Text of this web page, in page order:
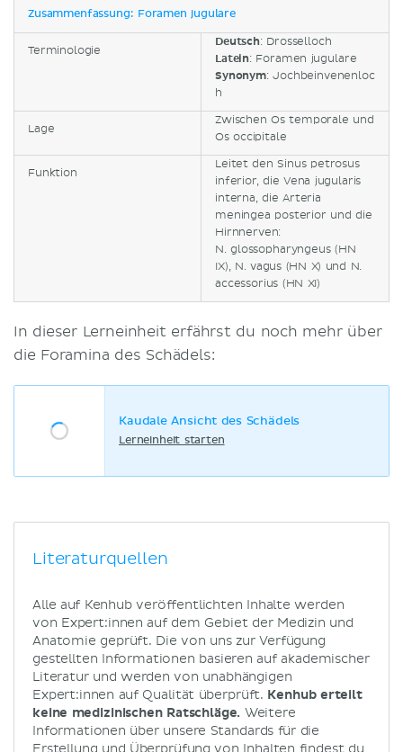
Zusammenfassung: Foramen jugulare
Terminologie
Deutsch: Drosselloch
Latein: Foramen jugulare
Synonym: Jochbeinvenenloc
h
Lage
Zwischen Os temporale und
Os occipitale
Funktion
Leitet den Sinus petrosus
inferior, die Vena jugularis
interna, die Arteria
meningea posterior und die
Hirnnerven:
N. glossopharyngeus (HN
IX), N. vagus (HN X) und N.
accessorius (HN XI)
In dieser Lerneinheit erfährst du noch mehr über
die Foramina des Schädels:
Kaudale Ansicht des Schädels
Lerneinheit starten
Literaturquellen
Alle auf Kenhub veröffentlichten Inhalte werden
von Expert:innen auf dem Gebiet der Medizin und
Anatomie geprüft. Die von uns zur Verfügung
gestellten Informationen basieren auf akademischer
Literatur und werden von unabhängigen
Expert:innen auf Qualität überprüft. Kenhub erteilt
keine medizinischen Ratschläge. Weitere
Informationen über unsere Standards für die
Erstellung und Überprüfung von Inhalten findest du